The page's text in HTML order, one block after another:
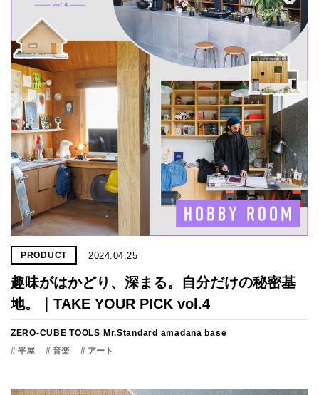
PRODUCT 2024.04.25
趣味がはかどり、深まる。自分だけの秘密基
地。｜TAKE YOUR PICK vol.4
ZERO-CUBE TOOLS Mr.Standard amadana base
# 平屋
# 音楽 # アート